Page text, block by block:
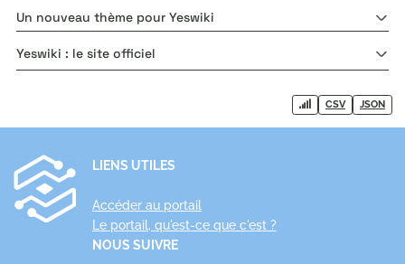
Un nouveau thème pour Yeswiki
Yeswiki : le site officiel
CSV JSON
LIENS UTILES
Accéder au portail
Le portail, qu'est-ce que c'est ?
NOUS SUIVRE